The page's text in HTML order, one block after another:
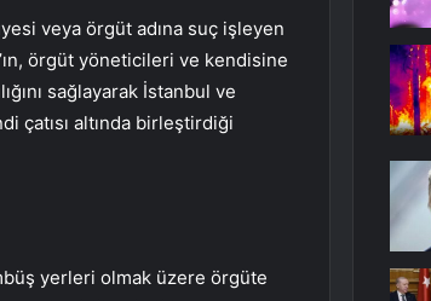
veya örgüt adına suç işleyen
örgüt yöneticileri ve kendisine
sağlayarak İstanbul ve
çatısı altında birleştirdiği
yerleri olmak üzere örgüte